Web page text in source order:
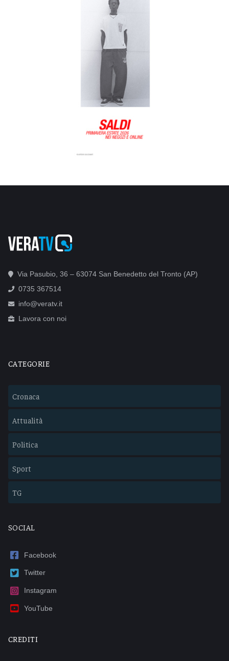
Via Pasubio, 36 – 63074 San Benedetto del Tronto (AP)
0735 367514
info@veratv.it
Lavora con noi
CATEGORIE
Cronaca
Attualità
Politica
Sport
TG
SOCIAL
Facebook
Twitter
Instagram
YouTube
CREDITI